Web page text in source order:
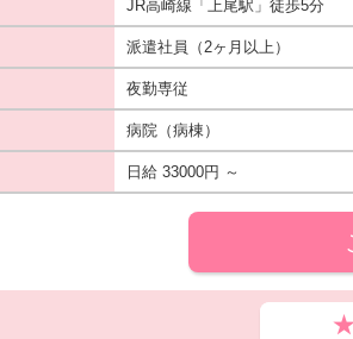
JR高崎線「上尾駅」徒歩5分
派遣社員（2ヶ月以上）
夜勤専従
病院（病棟）
日給 33000円 ～